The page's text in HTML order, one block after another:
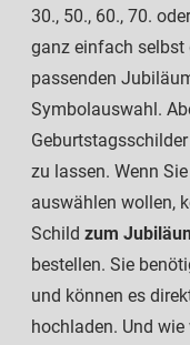
30., 50., 60., 70.
ganz einfach selbst
passenden
Symbolauswahl.
zu lassen. Wenn
auswählen wollen,
Schild zum
bestellen. Sie
und können es
hochladen. Und